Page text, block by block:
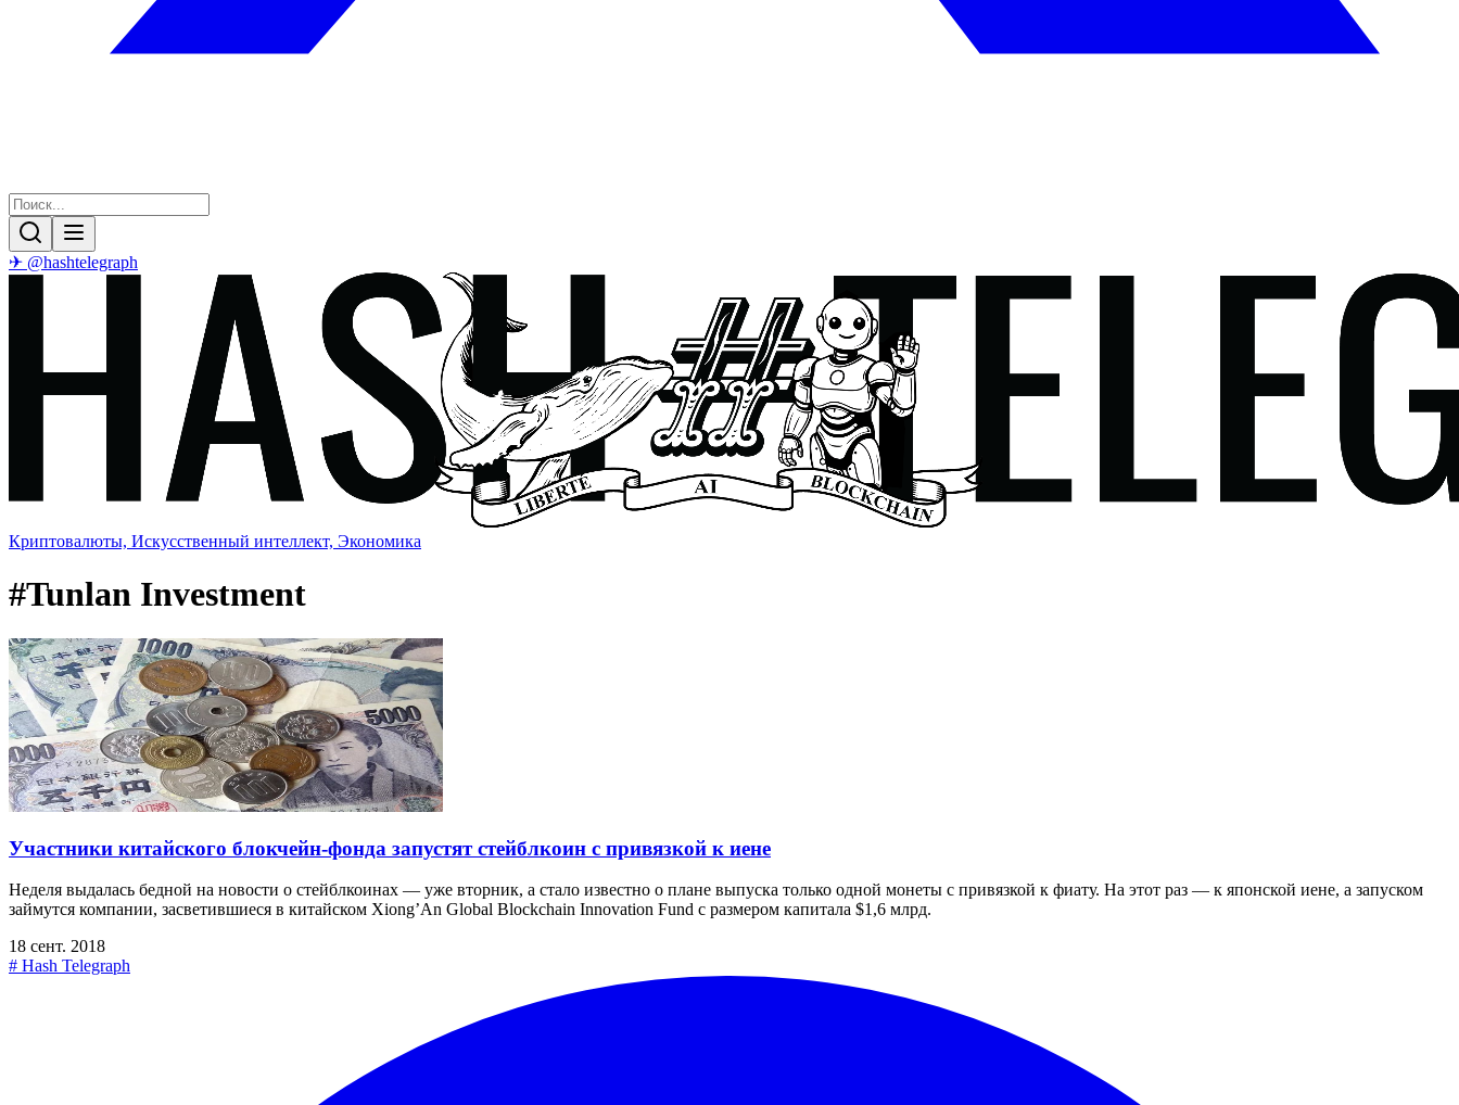
✈ @hashtelegraph
Криптовалюты, Искусственный интеллект, Экономика
#Tunlan Investment
Участники китайского блокчейн-фонда запустят стейблкоин с привязкой к иене
Неделя выдалась бедной на новости о стейблкоинах — уже вторник, а стало известно о плане выпуска только одной монеты с привязкой к фиату. На этот раз — к японской иене, а запуском
займутся компании, засветившиеся в китайском Xiong’An Global Blockchain Innovation Fund с размером капитала $1,6 млрд.
18 сент. 2018
# Hash Telegraph